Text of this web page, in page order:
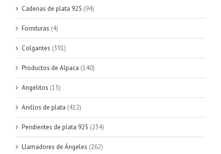
Cadenas de plata 925 (94)
Fornituras (4)
Colgantes (391)
Productos de Alpaca (140)
Angelitos (15)
Anillos de plata (412)
Pendientes de plata 925 (234)
Llamadores de Ángeles (262)